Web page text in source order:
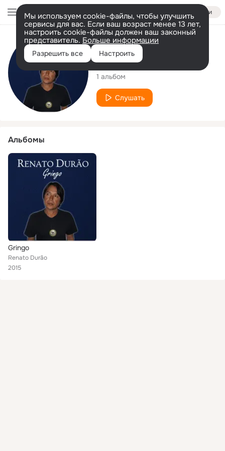
Войти
Мы используем cookie-файлы, чтобы улучшить
сервисы для вас. Если ваш возраст менее 13 лет,
настроить cookie-файлы должен ваш законный
представитель. Больше информации
Разрешить все Настроить
Исполнитель
Renato Durão
1 альбом
Слушать
Альбомы
Gringo
Renato Durão
2015